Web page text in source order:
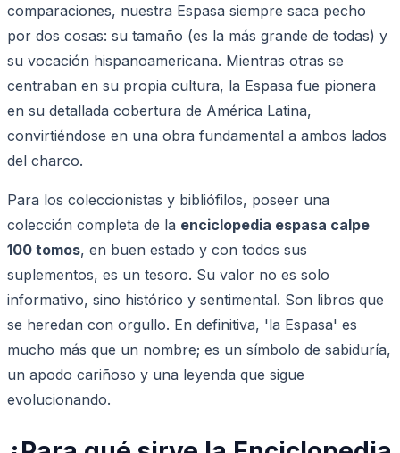
comparaciones, nuestra Espasa siempre saca pecho
por dos cosas: su tamaño (es la más grande de todas) y
su vocación hispanoamericana. Mientras otras se
centraban en su propia cultura, la Espasa fue pionera
en su detallada cobertura de América Latina,
convirtiéndose en una obra fundamental a ambos lados
del charco.
Para los coleccionistas y bibliófilos, poseer una
colección completa de la enciclopedia espasa calpe
100 tomos, en buen estado y con todos sus
suplementos, es un tesoro. Su valor no es solo
informativo, sino histórico y sentimental. Son libros que
se heredan con orgullo. En definitiva, 'la Espasa' es
mucho más que un nombre; es un símbolo de sabiduría,
un apodo cariñoso y una leyenda que sigue
evolucionando.